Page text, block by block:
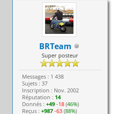
BRTeam
Super posteur
Messages : 1 438
Sujets : 37
Inscription : Nov. 2002
Réputation : 14
Donnés : +49 -18(46%)
Reçus : +987 -63(88%)